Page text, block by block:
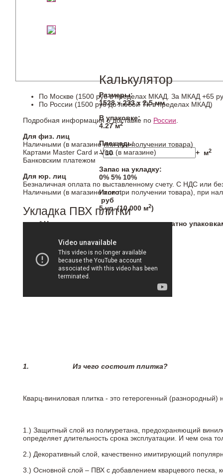
Калькулятор
Размеры:
1528 х 233 х 2,5 мм
В упаковке:
4.27 м2
Площадь:
–
+ м2
Запас на укладку:
0% 5% 10%
Итого:
руб
5уп. (10,000 м2)
* Напольные покрытия продаются кратно
По Москве (1500 руб в пределах МКАД. За МКАД +65
По России (1500 руб до любой ТК в пределах МКАД)
Подробная информация о доставке по России.
Для физ. лиц
Наличными (в магазине или при получении товара)
Картами Master Card и Visa (в магазине)
Банковским платежом
Для юр. лиц
Безналичная оплата по выставленному счету. С НДС или
Наличными (в магазине или при получении товара), при
Укладка ПВХ плитки
1. Из чего состоит плитка?
Кварц-виниловая плитка - это гетерогенный
1.) Защитный слой из полиуретана, предохраняющий
определяет длительность срока эксплуатации. И чем она
2.) Декоративный слой, качественно имитирующий
3.) Основной слой – ПВХ с добавлением кварцевого песка,